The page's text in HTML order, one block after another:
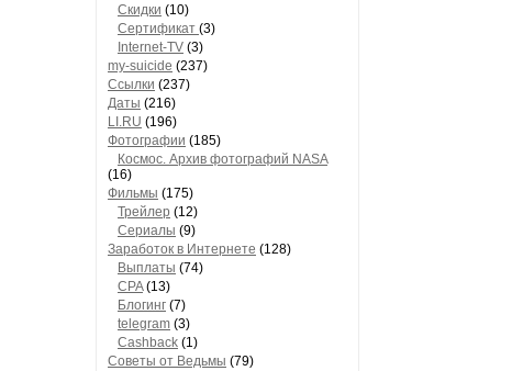
Скидки (10)
Сертификат (3)
Internet-TV (3)
my-suicide (237)
Ссылки (237)
Даты (216)
LI.RU (196)
Фотографии (185)
Космос. Архив фотографий NASA
(16)
Фильмы (175)
Трейлер (12)
Сериалы (9)
Заработок в Интернете (128)
Выплаты (74)
CPA(13)
Блогинг (7)
telegram (3)
Cashback (1)
Советы от Ведьмы (79)